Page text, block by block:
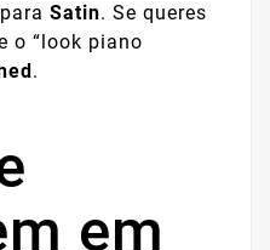
Satin. Se queres
o “look piano
.
em